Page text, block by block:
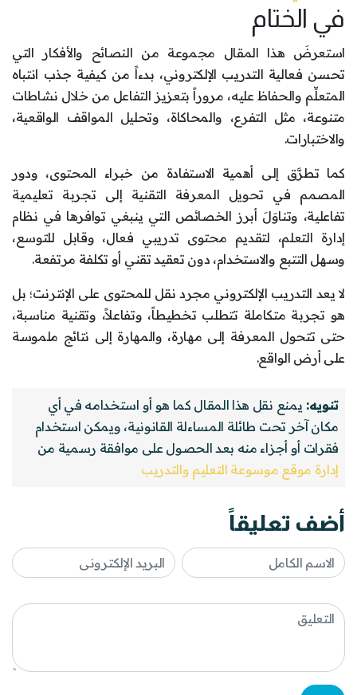
في الختام
استعرضَ هذا المقال مجموعة من النصائح والأفكار التي
تحسن فعالية التدريب الإلكتروني، بدءاً من كيفية جذب انتباه
المتعلِّم والحفاظ عليه، مروراً بتعزيز التفاعل من خلال نشاطات
متنوعة، مثل التفرع، والمحاكاة، وتحليل المواقف الواقعية،
والاختبارات.
كما تطرَّق إلى أهمية الاستفادة من خبراء المحتوى، ودور
المصمم في تحويل المعرفة التقنية إلى تجربة تعليمية
تفاعلية، وتناوَلَ أبرز الخصائص التي ينبغي توافرها في نظام
إدارة التعلم، لتقديم محتوى تدريبي فعال، وقابل للتوسع،
وسهل التتبع والاستخدام، دون تعقيد تقني أو تكلفة مرتفعة.
لا يعد التدريب الإلكتروني مجرد نقل للمحتوى على الإنترنت؛ بل
هو تجربة متكاملة تتطلب تخطيطاً، وتفاعلاً، وتقنية مناسبة،
حتى تتحول المعرفة إلى مهارة، والمهارة إلى نتائج ملموسة
على أرض الواقع.
تنويه: يمنع نقل هذا المقال كما هو أو استخدامه في أي
مكان آخر تحت طائلة المساءلة القانونية، ويمكن استخدام
فقرات أو أجزاء منه بعد الحصول على موافقة رسمية من
إدارة موقع موسوعة التعليم والتدريب
أضف تعليقاً